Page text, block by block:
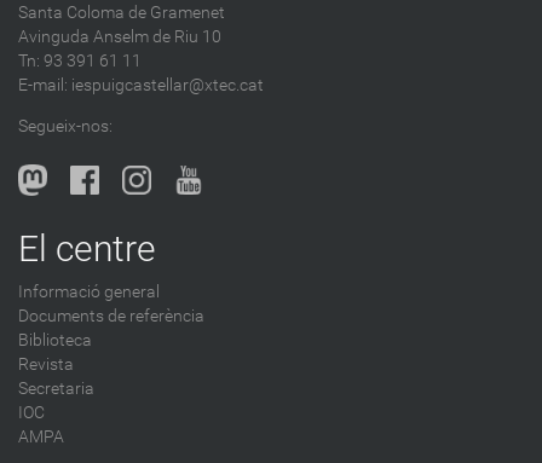
e
s
a
b
l
o
-
Santa Coloma de Gramenet
Avinguda Anselm de Riu 10
Tn: 93 391 61 11
E-mail: iespuigcastellar@xtec.cat
Segueix-nos:
El centre
Informació general
Documents de referència
Biblioteca
Revista
Secretaria
IOC
AMPA